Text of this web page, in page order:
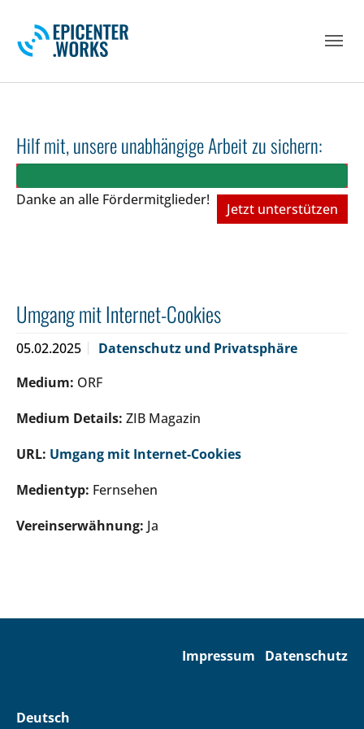
Hilf mit, unsere unabhängige Arbeit zu sichern:
Danke an alle Fördermitglieder!
Jetzt unterstützen
Umgang mit Internet-Cookies
05.02.2025
Datenschutz und Privatsphäre
Medium: ORF
Medium Details: ZIB Magazin
URL: Umgang mit Internet-Cookies
Medientyp: Fernsehen
Vereinserwähnung: Ja
Impressum Datenschutz
Deutsch